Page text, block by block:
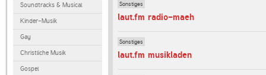
Soundtracks & Musical
Kinder-Musik
Gay
Christliche Musik
Gospel
Sonstiges
laut.fm radio-maeh
Sonstiges
laut.fm musikladen